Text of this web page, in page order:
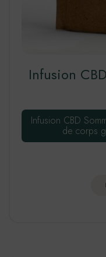
Infusion
Infusion CBD
de corps